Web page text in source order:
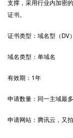
支撑，采用行业内加密
证书。
证书类型：域名型（DV）
域名类型：单域名
有效期： 1年
申请数量：同一主域最
申请网站：腾讯云，又